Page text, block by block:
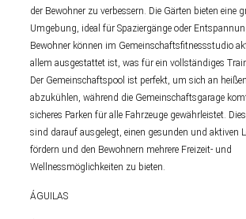
der Bewohner zu verbessern. Die Gärten bieten eine
Umgebung, ideal für Spaziergänge oder
Bewohner können im Gemeinschaftsfitnessstudio
allem ausgestattet ist, was für ein vollständiges
Der Gemeinschaftspool ist perfekt, um sich an
abzukühlen, während die Gemeinschaftsgarage
sicheres Parken für alle Fahrzeuge gewährleistet.
sind darauf ausgelegt, einen gesunden und aktiven
fördern und den Bewohnern mehrere Freizeit- und
Wellnessmöglichkeiten zu bieten.
ÁGUILAS